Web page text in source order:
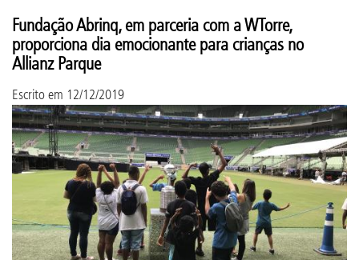
Fundação Abrinq, em parceria com a WTorre,
proporciona dia emocionante para crianças no
Allianz Parque
Escrito em 12/12/2019